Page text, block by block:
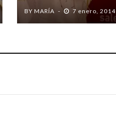
BYMARÍA 7 enero, 2014